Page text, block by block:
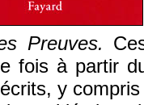
Preuves.
fois à partir
y